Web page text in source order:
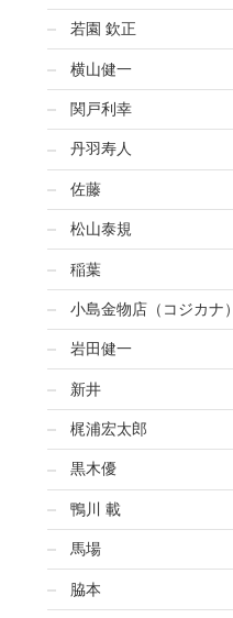
若園 欽正
横山健一
関戸利幸
丹羽寿人
佐藤
松山泰規
稲葉
小島金物店（コジカナ）
岩田健一
新井
梶浦宏太郎
黒木優
鴨川 載
馬場
脇本